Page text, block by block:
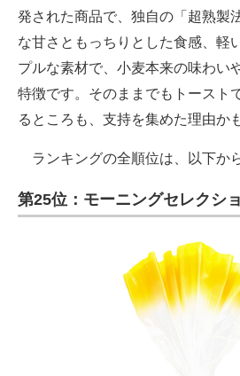
発された商品で、独自の「超熟製
な甘さともっちりとした食感、軽
プルな素材で、小麦本来の味わい
特徴です。そのままでもトースト
るところも、支持を集めた理由か
ランキングの全順位は、以下か
第25位：モーニングセレクシ